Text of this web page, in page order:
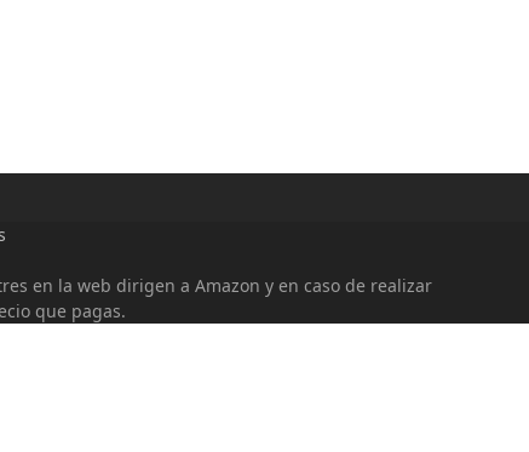
en la web dirigen a Amazon y en caso de realizar
que pagas.